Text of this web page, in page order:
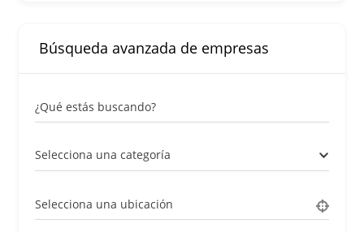
Búsqueda avanzada de empresas
¿Qué estás buscando?
Selecciona una categoría
Selecciona una ubicación